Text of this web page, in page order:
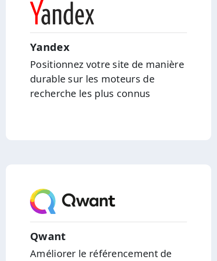
Yandex
Positionnez votre site de manière
durable sur les moteurs de
recherche les plus connus
Qwant
Améliorer le référencement de